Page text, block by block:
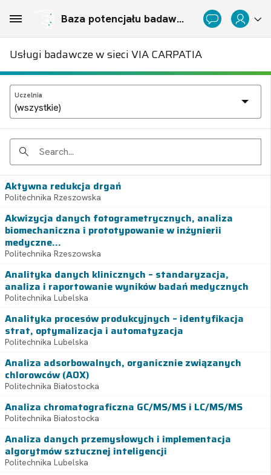
Baza potencjału badawczego Politechnicznej Sieci Via Carpatia im. Prezydenta RP Lecha Kaczyńskiego
Usługi badawcze w sieci VIA CARPATIA
Uczelnia
Search
Aktywna redukcja drgań
Politechnika Rzeszowska
Akwizycja danych fotogrametrycznych, analiza
biomechaniczna i prototypowanie w inżynierii
medyczne...
Politechnika Rzeszowska
Analityka danych klinicznych – standaryzacja,
analiza i raportowanie wyników badań medycznych
Politechnika Lubelska
Analityka procesów produkcyjnych – identyfikacja
strat, optymalizacja i automatyzacja
Politechnika Lubelska
Analiza adsorbowalnych, organicznie związanych
chlorowców (AOX)
Politechnika Białostocka
Analiza chromatograficzna GC/MS/MS i LC/MS/MS
Politechnika Białostocka
Analiza danych przemysłowych i implementacja
algorytmów sztucznej inteligencji
Politechnika Lubelska